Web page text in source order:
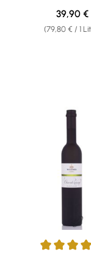
0,50l
(79,80 € / 1
39,90 €